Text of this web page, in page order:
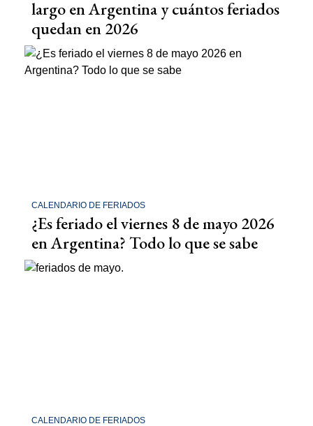
largo en Argentina y cuántos feriados
quedan en 2026
CALENDARIO DE FERIADOS
¿Es feriado el viernes 8 de mayo 2026
en Argentina? Todo lo que se sabe
CALENDARIO DE FERIADOS